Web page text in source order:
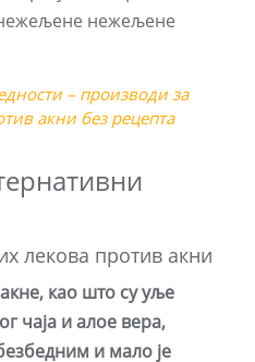
нежељене
– производи за
акни без рецепта
лекова против акни
као што су уље
чаја и алое вера,
и мало је